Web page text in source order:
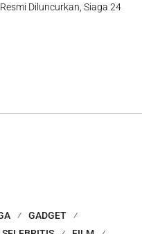
Diluncurkan, Siaga 24
GADGET